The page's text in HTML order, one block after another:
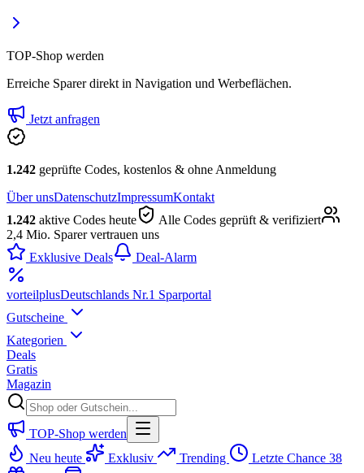
TOP-Shop werden
Erreiche Sparer direkt in Navigation und Werbeflächen.
Jetzt anfragen
1.242 geprüfte Codes, kostenlos & ohne Anmeldung
Über unsDatenschutzImpressumKontakt
1.242 aktive Codes heute
Alle Codes geprüft & verifiziert
2,4 Mio. Sparer vertrauen uns
Exklusive Deals
Deal-Alarm
vorteilplusDeutschlands Nr.1 Sparportal
Gutscheine
Kategorien
Deals
Gratis
Magazin
TOP-Shop werden
Neu heute
Exklusiv Trending Letzte Chance 38